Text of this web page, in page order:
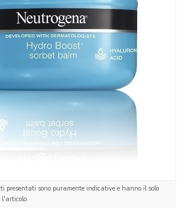
presentati sono puramente indicative e hanno il solo
l'articolo.